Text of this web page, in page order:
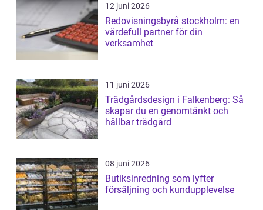
12 juni 2026
Redovisningsbyrå stockholm: en
värdefull partner för din
verksamhet
11 juni 2026
Trädgårdsdesign i Falkenberg: Så
skapar du en genomtänkt och
hållbar trädgård
08 juni 2026
Butiksinredning som lyfter
försäljning och kundupplevelse